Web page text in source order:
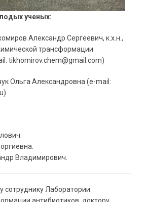
ученых:
Александр Сергеевич, к.х.н.,
трансформации
tikhomirov.chem@gmail.com)
Ольга Александровна (e-mail:
Владимирович.
сотруднику Лаборатории